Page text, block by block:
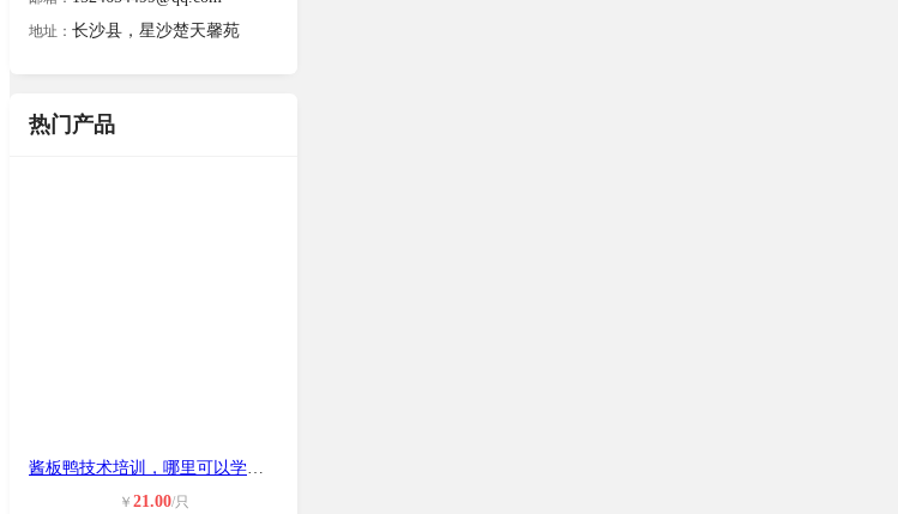
地址： 长沙县，星沙楚天馨苑
热门产品
酱板鸭技术培训，哪里可以学到正宗湖
￥ 21.00/只